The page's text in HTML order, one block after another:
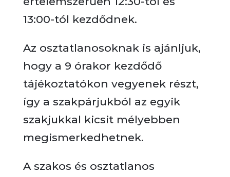
13:00-tól kezdődnek.
Az osztatlanosoknak is ajánljuk,
hogy a 9 órakor kezdődő
tájékoztatókon vegyenek részt,
így a szakpárjukból az egyik
szakjukkal kicsit mélyebben
megismerkedhetnek.
A szakos és osztatlanos